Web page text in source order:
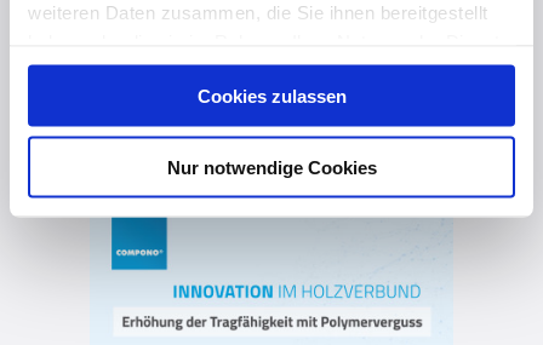
weiteren Daten zusammen, die Sie ihnen bereitgestellt
gesammelt haben. Hier finden Sie Informationen zum
und unserImpressum.
Cookies zulassen
Nur notwendige Cookies
Tragfähigkeitserhöhung von Biegeträgern